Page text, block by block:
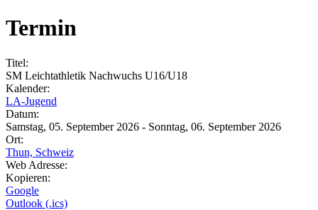
Termin
Titel:
SM Leichtathletik Nachwuchs U16/U18
Kalender:
LA-Jugend
Datum:
Samstag, 05. September 2026 - Sonntag, 06. September 2026
Ort:
Thun, Schweiz
Web Adresse:
Kopieren:
Google
Outlook (.ics)